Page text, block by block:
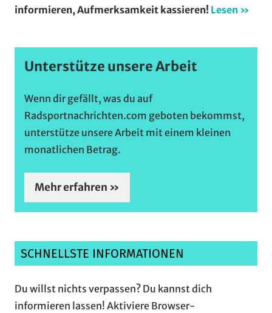
informieren, Aufmerksamkeit kassieren! Lesen »
Unterstütze unsere Arbeit
Wenn dir gefällt, was du auf
Radsportnachrichten.com geboten bekommst,
unterstütze unsere Arbeit mit einem kleinen
monatlichen Betrag.
Mehr erfahren »
SCHNELLSTE INFORMATIONEN
Du willst nichts verpassen? Du kannst dich
informieren lassen! Aktiviere Browser-